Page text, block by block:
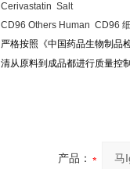
Cerivastatin Salt
CD96 Others Human CD96
严格按照《中国药品生物制品
清从原料到成品都进行质量控
产品：